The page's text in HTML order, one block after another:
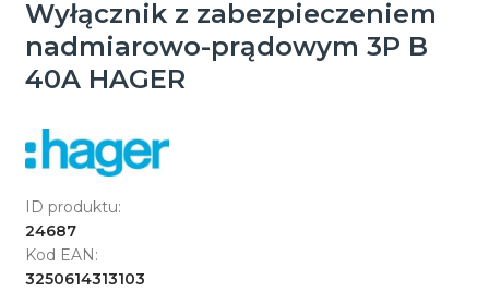
Wyłącznik z zabezpieczeniem
nadmiarowo-prądowym 3P B
40A HAGER
ID produktu:
24687
Kod EAN:
3250614313103